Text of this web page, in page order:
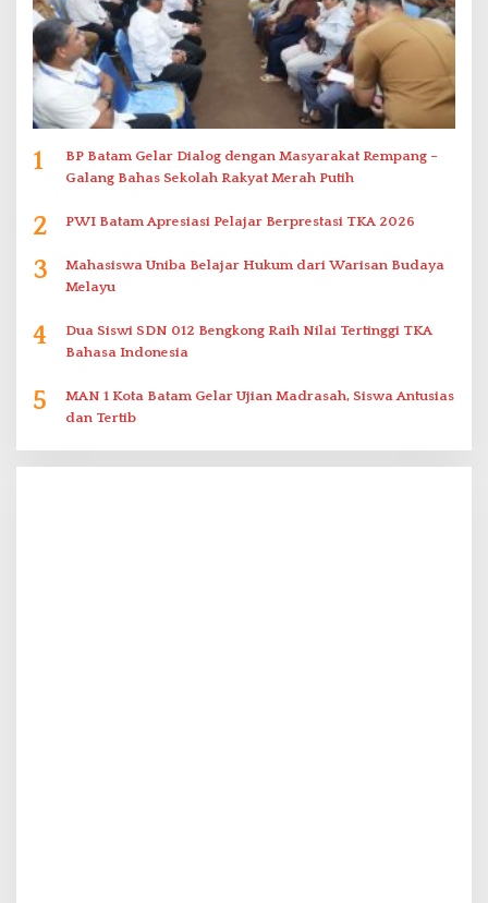
1
BP Batam Gelar Dialog dengan Masyarakat Rempang –
Galang Bahas Sekolah Rakyat Merah Putih
2 PWI Batam Apresiasi Pelajar Berprestasi TKA 2026
3
Mahasiswa Uniba Belajar Hukum dari Warisan Budaya
Melayu
4
Dua Siswi SDN 012 Bengkong Raih Nilai Tertinggi TKA
Bahasa Indonesia
5
MAN 1 Kota Batam Gelar Ujian Madrasah, Siswa Antusias
dan Tertib